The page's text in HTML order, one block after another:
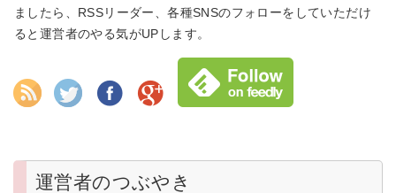
ましたら、RSSリーダー、各種SNSのフォローをしていただけ
ると運営者のやる気がUPします。
運営者のつぶやき